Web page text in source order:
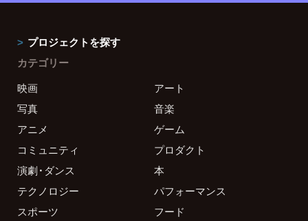
プロジェクトを探す
カテゴリー
映画
アート
写真
音楽
アニメ
ゲーム
コミュニティ
プロダクト
演劇・ダンス
本
テクノロジー
パフォーマンス
スポーツ
フード